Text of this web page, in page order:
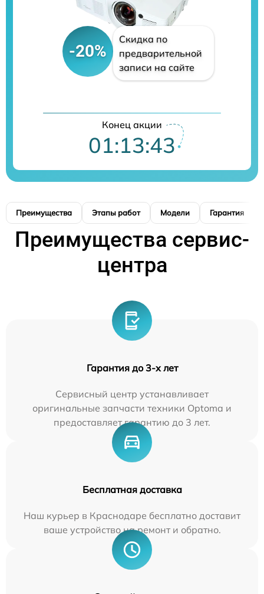
-20%
Скидка по
предварительной
записи на сайте
Конец акции
01:13:42
Преимущества Этапы работ Модели Гарантия
Преимущества сервис-
центра
Гарантия до 3-х лет
Сервисный центр устанавливает
оригинальные запчасти техники Optoma и
предоставляет гарантию до 3 лет.
Бесплатная доставка
Наш курьер в Краснодаре бесплатно доставит
ваше устройство на ремонт и обратно.